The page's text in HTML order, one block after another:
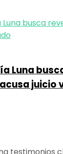
Luna
juicio
testimonios